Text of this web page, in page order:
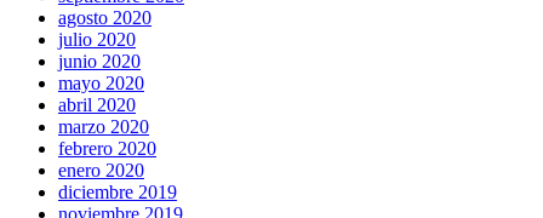
agosto 2020
julio 2020
junio 2020
mayo 2020
abril 2020
marzo 2020
febrero 2020
enero 2020
diciembre 2019
noviembre 2019